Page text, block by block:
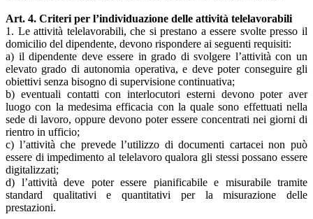
Art. 4. Criteri per l’individuazione delle attività telelavorabili
1. Le attività telelavorabili, che si prestano a essere svolte presso il
domicilio del dipendente, devono rispondere ai seguenti requisiti:
a) il dipendente deve essere in grado di svolgere l’attività con un
elevato grado di autonomia operativa, e deve poter conseguire gli
obiettivi senza bisogno di supervisione continuativa;
b) eventuali contatti con interlocutori esterni devono poter aver
luogo con la medesima efficacia con la quale sono effettuati nella
sede di lavoro, oppure devono poter essere concentrati nei giorni di
rientro in ufficio;
c) l’attività che prevede l’utilizzo di documenti cartacei non può
essere di impedimento al telelavoro qualora gli stessi possano essere
digitalizzati;
d) l’attività deve poter essere pianificabile e misurabile tramite
standard qualitativi e quantitativi per la misurazione delle
prestazioni.